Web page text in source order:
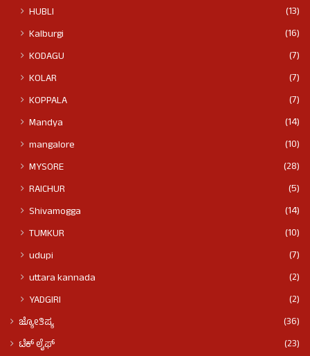
HUBLI
(13)
Kalburgi
(16)
KODAGU
(7)
KOLAR
(7)
KOPPALA
(7)
Mandya
(14)
mangalore
(10)
MYSORE
(28)
RAICHUR
(5)
Shivamogga
(14)
TUMKUR
(10)
udupi
(7)
uttara kannada
(2)
YADGIRI
(2)
ಜ್ಯೋತಿಷ್ಯ
(36)
ಟೆಕ್ ಲೈಫ್
(23)